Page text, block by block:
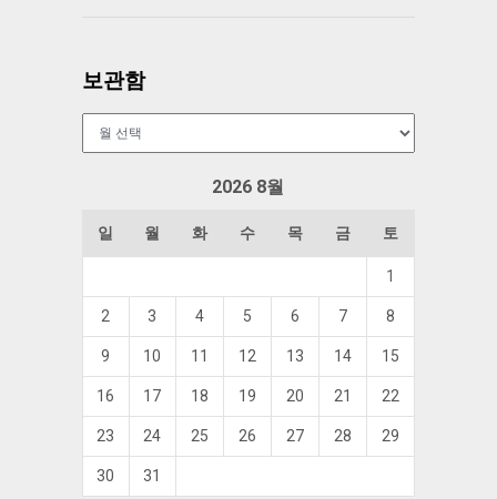
보관함
2026 8월
일 월 화 수 목 금 토
1
2 3 4 5 6 7 8
9 10 11 12 13 14 15
16 17 18 19 20 21 22
23 24 25 26 27 28 29
30 31